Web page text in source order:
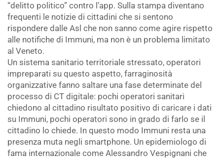
“delitto politico” contro l’app. Sulla stampa diventano
frequenti le notizie di cittadini che si sentono
rispondere dalle Asl che non sanno come agire rispetto
alle notifiche di Immuni, ma non è un problema limitato
al Veneto.
Un sistema sanitario territoriale stressato, operatori
impreparati su questo aspetto, farraginosità
organizzative fanno saltare una fase determinate del
processo di CT digitale: pochi operatori sanitari
chiedono al cittadino risultato positivo di caricare i dati
su Immuni, pochi operatori sono in grado di farlo se il
cittadino lo chiede. In questo modo Immuni resta una
presenza muta negli smartphone. Un epidemiologo di
fama internazionale come Alessandro Vespignani che